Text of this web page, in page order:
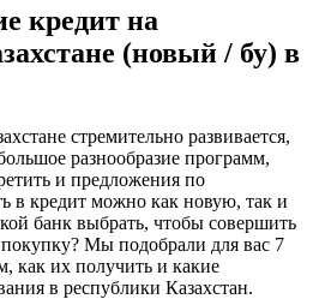
кредит на
(новый / бу) в
стремительно развивается,
разнообразие программ,
и предложения по
в кредит можно как новую, так и
банк выбрать, чтобы совершить
Мы подобрали для вас 7
как их получить и какие
в республики Казахстан.